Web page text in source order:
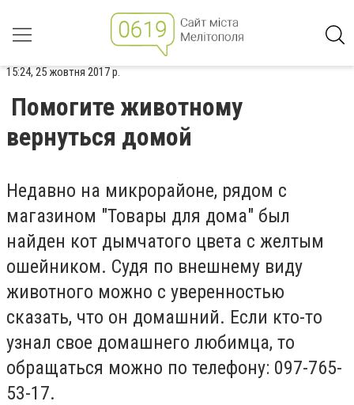
15:24, 25 жовтня 2017 р.
Помогите животному
вернуться домой
Недавно на микрорайоне, рядом с
магазином "Товары для дома" был
найден кот дымчатого цвета с желтым
ошейником. Судя по внешнему виду
животного можно с уверенностью
сказать, что он домашний. Если кто-то
узнал свое домашнего любимца, то
обращаться можно по телефону: 097-765-
53-17.